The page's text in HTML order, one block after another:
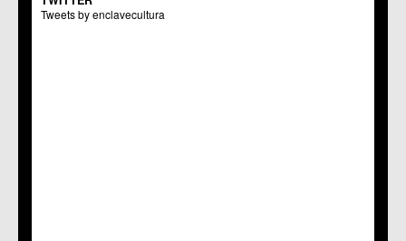
Centros Culturales
C.C. Puertas de Castilla
Tweets by enclavecultura